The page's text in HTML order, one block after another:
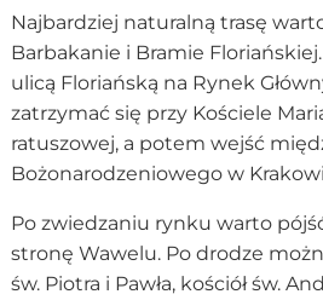
Najbardziej naturalną trasę
Barbakanie i Bramie
ulicą Floriańską na Rynek
zatrzymać się przy Kościele
ratuszowej, a potem wejść
Bożonarodzeniowego w
Po zwiedzaniu rynku warto
stronę Wawelu. Po drodze
św. Piotra i Pawła, kościół św.